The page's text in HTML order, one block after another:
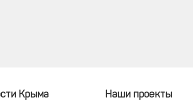
Крыма Наши проекты